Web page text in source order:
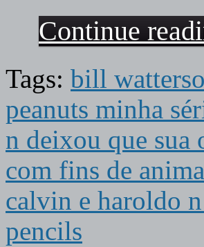
Continue
Tags: bill
peanuts minha
n deixou que sua
com fins de
calvin e haroldo
pencils